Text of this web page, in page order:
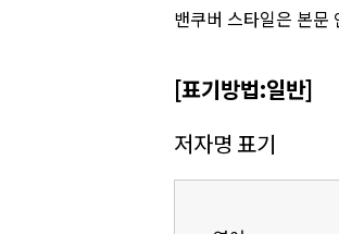
밴쿠버 스타일은 본
[표기방법:일반]
저자명 표기